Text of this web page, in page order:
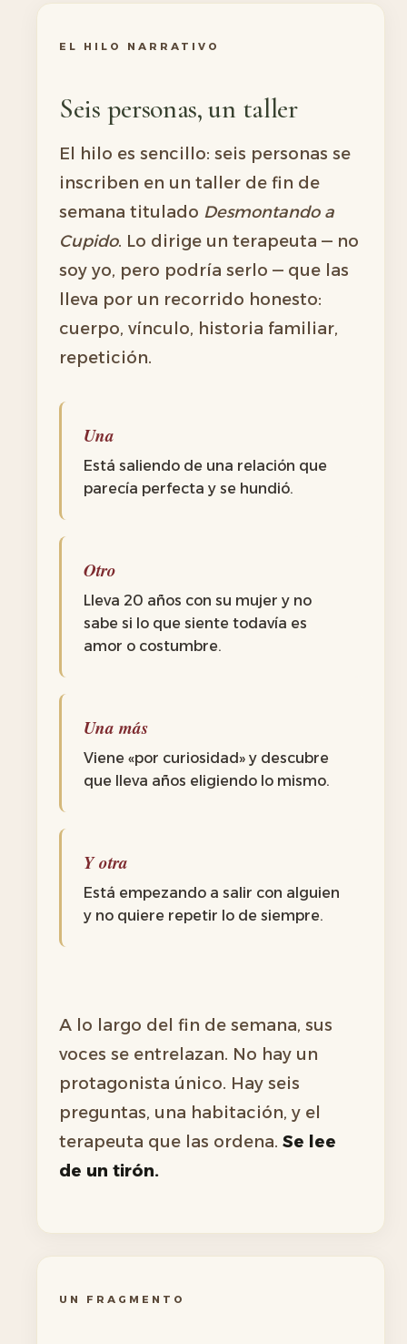
EL HILO NARRATIVO
Seis personas, un taller
El hilo es sencillo: seis personas se
inscriben en un taller de fin de
semana titulado Desmontando a
Cupido. Lo dirige un terapeuta — no
soy yo, pero podría serlo — que las
lleva por un recorrido honesto:
cuerpo, vínculo, historia familiar,
repetición.
Una
Está saliendo de una relación que
parecía perfecta y se hundió.
Otro
Lleva 20 años con su mujer y no
sabe si lo que siente todavía es
amor o costumbre.
Una más
Viene «por curiosidad» y descubre
que lleva años eligiendo lo mismo.
Y otra
Está empezando a salir con alguien
y no quiere repetir lo de siempre.
A lo largo del fin de semana, sus
voces se entrelazan. No hay un
protagonista único. Hay seis
preguntas, una habitación, y el
terapeuta que las ordena. Se lee
de un tirón.
UN FRAGMENTO